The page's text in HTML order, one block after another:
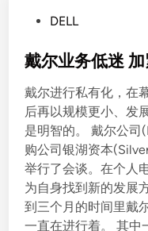
s
e
d
i
n
DELL
戴尔业务低迷
戴尔进行私有化，在
后再以规模更小、发
是明智的。 戴尔公司
购公司银湖资本
举行了会谈。在个人
为自身找到新的发展
到三个月的时间里戴
一直在进行着。 其中